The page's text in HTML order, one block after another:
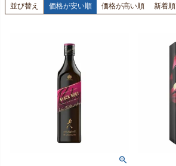
並び替え 価格が安い順 価格が高い順 新着順